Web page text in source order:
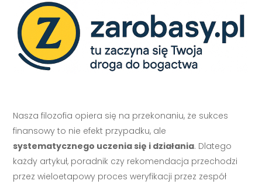
Nasza filozofia opiera się na przekonaniu, że sukces
finansowy to nie efekt przypadku, ale
systematycznego uczenia się i działania. Dlatego
każdy artykuł, poradnik czy rekomendacja przechodzi
przez wieloetapowy proces weryfikacji przez zespół